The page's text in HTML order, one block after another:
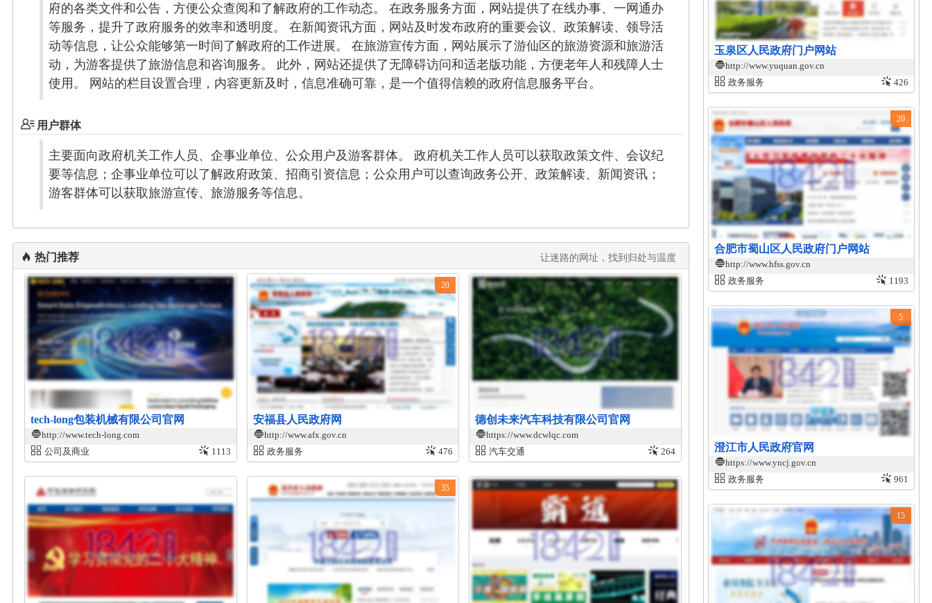
府的各类文件和公告，方便公众查阅和了解政府的工作动态。 在政务服务方面，网站提供了在线办事、一网通办
等服务，提升了政府服务的效率和透明度。 在新闻资讯方面，网站及时发布政府的重要会议、政策解读、领导活
动等信息，让公众能够第一时间了解政府的工作进展。 在旅游宣传方面，网站展示了游仙区的旅游资源和旅游活
动，为游客提供了旅游信息和咨询服务。 此外，网站还提供了无障碍访问和适老版功能，方便老年人和残障人士
使用。 网站的栏目设置合理，内容更新及时，信息准确可靠，是一个值得信赖的政府信息服务平台。
用户群体
主要面向政府机关工作人员、企事业单位、公众用户及游客群体。 政府机关工作人员可以获取政策文件、会议纪
要等信息；企事业单位可以了解政府政策、招商引资信息；公众用户可以查询政务公开、政策解读、新闻资讯；
游客群体可以获取旅游宣传、旅游服务等信息。
热门推荐 让迷路的网址，找到归处与温度​
tech-long包装机械有限公司官网
http://www.tech-long.com
公司及商业
1113
安福县人民政府网
http://www.afx.gov.cn
政务服务
476
20
德创未来汽车科技有限公司官网
https://www.dcwlqc.com
汽车交通
264
35
玉泉区人民政府门户网站
http://www.yuquan.gov.cn
政务服务
426
合肥市蜀山区人民政府门户网站
http://www.hfss.gov.cn
政务服务
1193
20
澄江市人民政府官网
https://www.yncj.gov.cn
政务服务
961
5
15